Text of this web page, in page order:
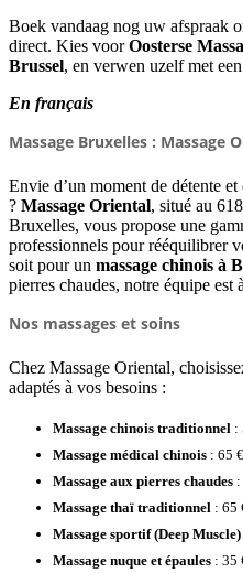
Boek vandaag nog uw afspraak
direct. Kies voorOosterse
Brussel, en verwen uzelf met
En français
Massage Bruxelles : Massage
Envie d’un moment de détente
? Massage Oriental, situé au
Bruxelles, vous propose une
professionnels pour rééquilibrer
soit pour un massage chinois à
pierres chaudes, notre équipe est
Nos massages et soins
Chez Massage Oriental,
adaptés à vos besoins :
Massage chinois traditionnel :
Massage médical chinois : 65
Massage aux pierres chaudes
Massage thaï traditionnel : 65
Massage sportif (Deep Muscle)
Massage nuque et épaules : 35